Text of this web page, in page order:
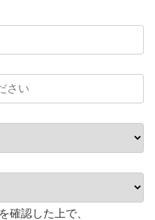
確認した上で、